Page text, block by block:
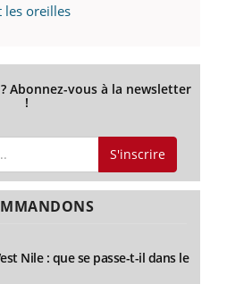
les oreilles
Abonnez-vous à la newsletter
!
S'inscrire
Nile : que se passe-t-il dans le